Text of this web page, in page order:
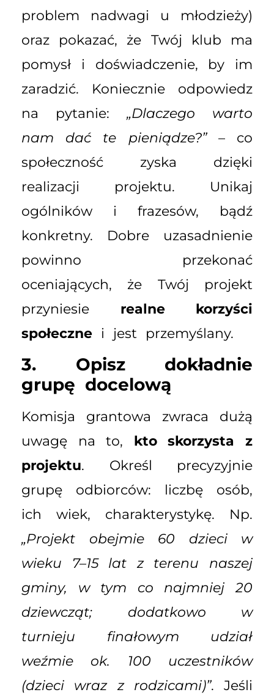
problem nadwagi u młodzieży)
oraz pokazać, że Twój klub ma
pomysł i doświadczenie, by im
zaradzić. Koniecznie odpowiedz
na pytanie: „Dlaczego warto
nam dać te pieniądze?”– co
społeczność zyska dzięki
realizacji projektu. Unikaj
ogólników i frazesów, bądź
konkretny. Dobre uzasadnienie
powinno przekonać
oceniających, że Twój projekt
przyniesie realne korzyści
społeczne i jest przemyślany.
3. Opisz dokładnie
grupę docelową
Komisja grantowa zwraca dużą
uwagę na to, kto skorzysta z
projektu. Określ precyzyjnie
grupę odbiorców: liczbę osób,
ich wiek, charakterystykę. Np.
„Projekt obejmie 60 dzieci w
wieku 7–15 lat z terenu naszej
gminy, w tym co najmniej 20
dziewcząt; dodatkowo w
turnieju finałowym udział
weźmie ok. 100 uczestników
(dzieci wraz z rodzicami)”. Jeśli